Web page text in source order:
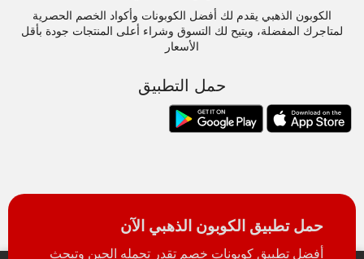
الكوبون الذهبي يقدم لك أفضل الكوبونات وأكواد الخصم الحصرية
لمتاجرك المفضلة، ويتيح لك التسوق وشراء أعلى المنتجات جودة بأقل
الأسعار
حمل التطبيق
حمل تطبيق الكوبون الذهبي الآن
أفضل تطبيق كوبونات خصم تقدر تحمله الحين وتبحث